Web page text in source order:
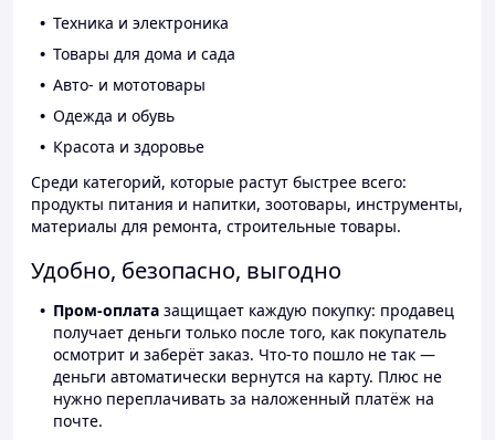
Техника и электроника
Товары для дома и сада
Авто- и мототовары
Одежда и обувь
Красота и здоровье
Среди категорий, которые растут быстрее всего:
продукты питания и напитки, зоотовары, инструменты,
материалы для ремонта, строительные товары.
Удобно, безопасно, выгодно
Пром-оплата защищает каждую покупку: продавец
получает деньги только после того, как покупатель
осмотрит и заберёт заказ. Что-то пошло не так —
деньги автоматически вернутся на карту. Плюс не
нужно переплачивать за наложенный платёж на
почте.